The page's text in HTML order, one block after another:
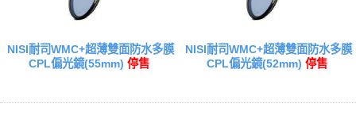
NISI耐司WMC+超薄雙面防水多膜
CPL偏光鏡(55mm) 停售
NISI耐司WMC+超薄雙面防水多膜
CPL偏光鏡(52mm) 停售